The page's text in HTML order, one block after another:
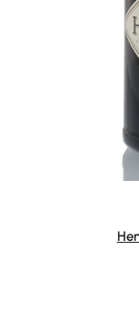
Durchschnittliche